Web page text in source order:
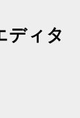
ディタ